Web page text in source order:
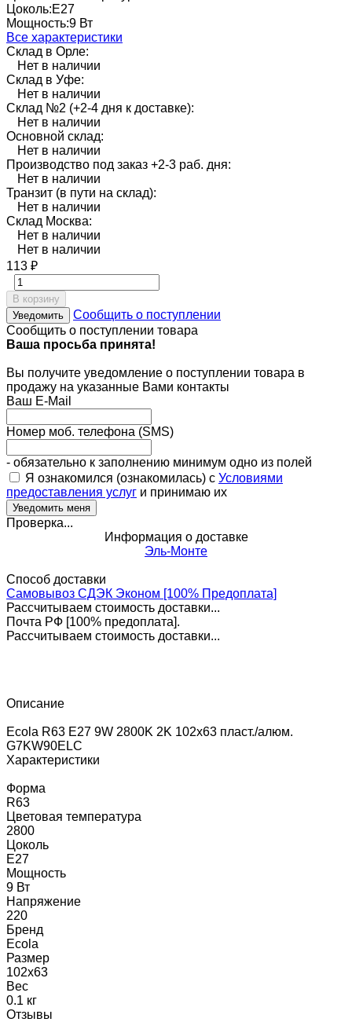
Цоколь:E27
Мощность:9 Вт
Все характеристики
Склад в Орле:
Нет в наличии
Склад в Уфе:
Нет в наличии
Склад №2 (+2-4 дня к доставке):
Нет в наличии
Основной склад:
Нет в наличии
Производство под заказ +2-3 раб. дня:
Нет в наличии
Транзит (в пути на склад):
Нет в наличии
Склад Москва:
Нет в наличии
Нет в наличии
113 ₽
В корзину
Уведомить
Сообщить о поступлении
Сообщить о поступлении товара
Ваша просьба принята!
Вы получите уведомление о поступлении товара в
продажу на указанные Вами контакты
Ваш E-Mail
Номер моб. телефона (SMS)
- обязательно к заполнению минимум одно из полей
Я ознакомился (ознакомилась) с Условиями
предоставления услуг и принимаю их
Проверка...
Информация о доставке
Эль-Монте
Способ доставки
Самовывоз СДЭК Эконом [100% Предоплата]
Рассчитываем стоимость доставки...
Почта РФ [100% предоплата].
Рассчитываем стоимость доставки...
Описание
Ecola R63 E27 9W 2800K 2K 102x63 пласт./алюм.
G7KW90ELC
Характеристики
Форма
R63
Цветовая температура
2800
Цоколь
E27
Мощность
9 Вт
Напряжение
220
Бренд
Ecola
Размер
102x63
Вес
0.1 кг
Отзывы